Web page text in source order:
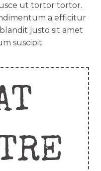
ut tortor tortor.
a efficitur
justo sit amet
suscipit.